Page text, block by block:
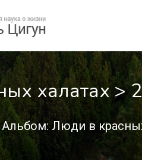
халатах >
Альбом: Люди в